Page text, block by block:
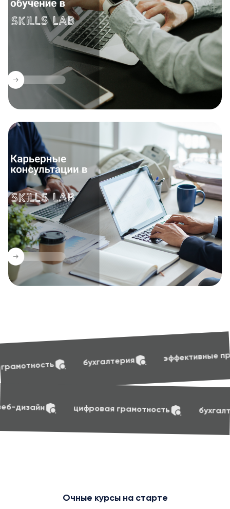
эффективные презентации soft
soft skills маркетинг веб-дизайн
Очные курсы на старте